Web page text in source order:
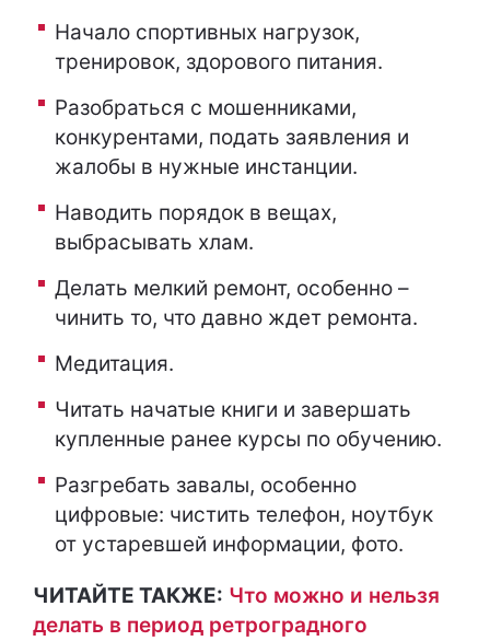
Начало спортивных нагрузок,
тренировок, здорового питания.
Разобраться с мошенниками,
конкурентами, подать заявления и
жалобы в нужные инстанции.
Наводить порядок в вещах,
выбрасывать хлам.
Делать мелкий ремонт, особенно –
чинить то, что давно ждет ремонта.
Медитация.
Читать начатые книги и завершать
купленные ранее курсы по обучению.
Разгребать завалы, особенно
цифровые: чистить телефон, ноутбук
от устаревшей информации, фото.
ЧИТАЙТЕ ТАКЖЕ: Что можно и нельзя
делать в период ретроградного